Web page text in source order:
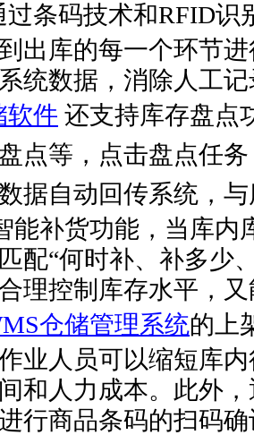
过条码技术和RFID识
出库的每一个环节进
统数据，消除人工
软件 还支持库存盘点
点等，点击盘点任
据自动回传系统，
能补货功能，当库内
配“何时补、补多少
理控制库存水平，
仓储管理系统的上
业人员可以缩短库
和人力成本。此外
行商品条码的扫码